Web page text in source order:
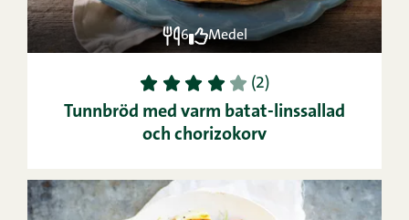
6 Medel
1 2 3 4 5 (2)
Tunnbröd med varm batat-lins­sallad
och chorizo­korv